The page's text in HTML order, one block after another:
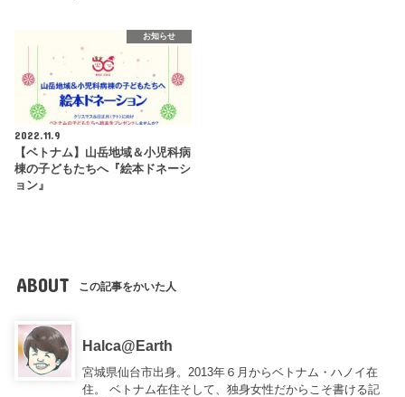
お知らせ
2022.11.9
【ベトナム】山岳地域＆小児科病
棟の子どもたちへ『絵本ドネーシ
ョン』
ABOUT この記事をかいた人
Halca@Earth
宮城県仙台市出身。2013年６月からベトナム・ハノイ在
住。 ベトナム在住そして、独身女性だからこそ書ける記